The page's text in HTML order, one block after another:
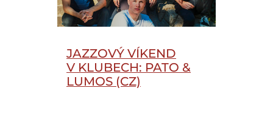
JAZZOVÝ VÍKEND
V KLUBECH: PATO &
LUMOS (CZ)